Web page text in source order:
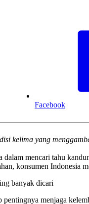
Facebook
kelima yang
dalam mencari tahu
konsumen Indonesia
pentingnya menjaga